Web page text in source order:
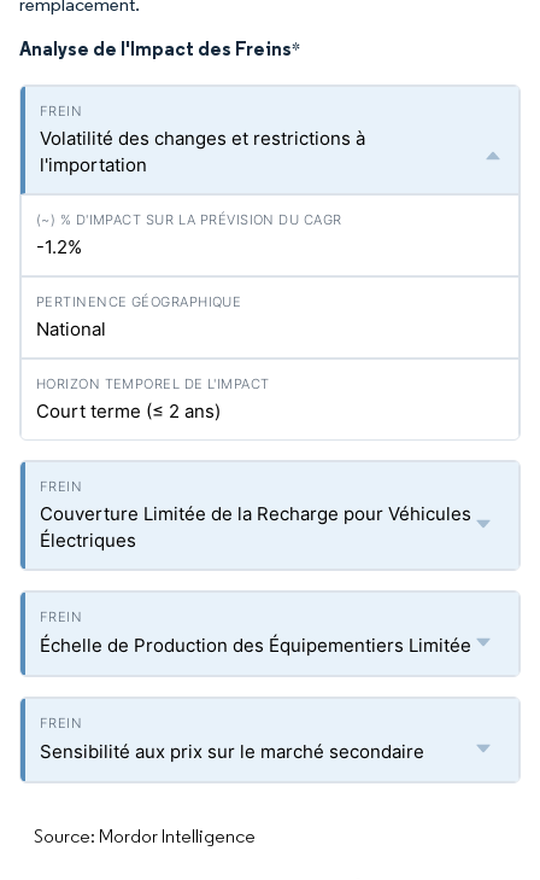
Analyse de l'Impact des Freins*
Volatilité des changes et restrictions à
l'importation
-1.2%
National
Court terme (≤ 2 ans)
Couverture Limitée de la Recharge pour Véhicules
Électriques
Échelle de Production des Équipementiers Limitée
Sensibilité aux prix sur le marché secondaire
Source: Mordor Intelligence